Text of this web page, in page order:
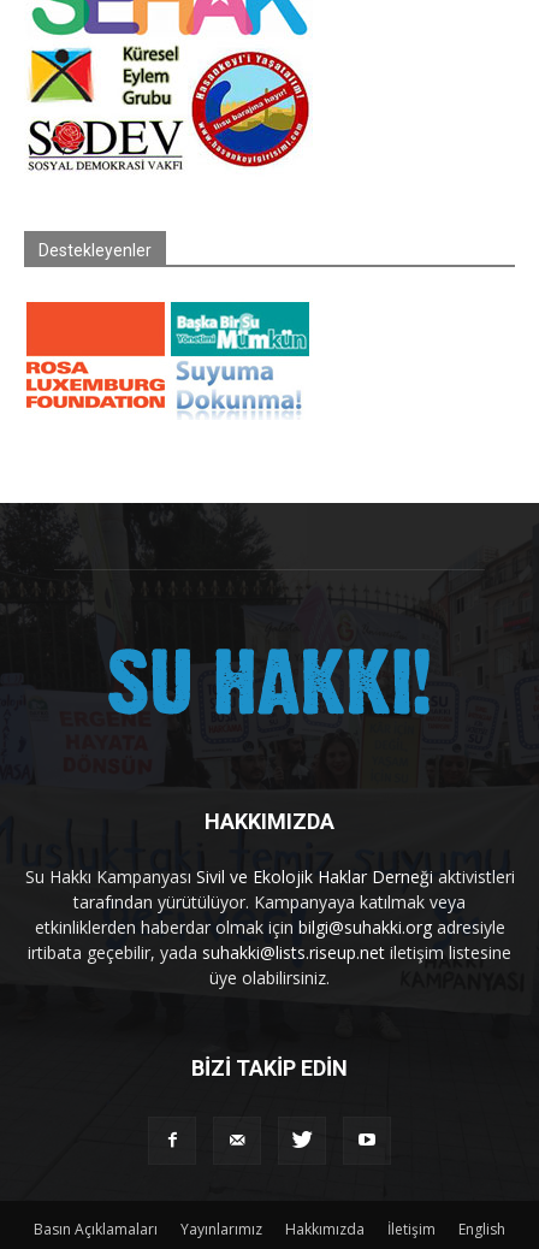
Destekleyenler
HAKKIMIZDA
Su Hakkı Kampanyası Sivil ve Ekolojik Haklar Derneği aktivistleri
tarafından yürütülüyor. Kampanyaya katılmak veya
etkinliklerden haberdar olmak için bilgi@suhakki.orgadresiyle
irtibata geçebilir, yada suhakki@lists.riseup.net iletişim listesine
üye olabilirsiniz.
BİZİ TAKİP EDİN
Basın Açıklamaları Yayınlarımız Hakkımızda İletişim English